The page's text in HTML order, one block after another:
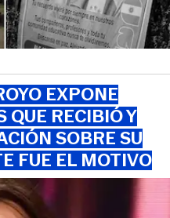
EXPONE
QUE RECIBIÓ Y
SOBRE SU
FUE EL MOTIVO